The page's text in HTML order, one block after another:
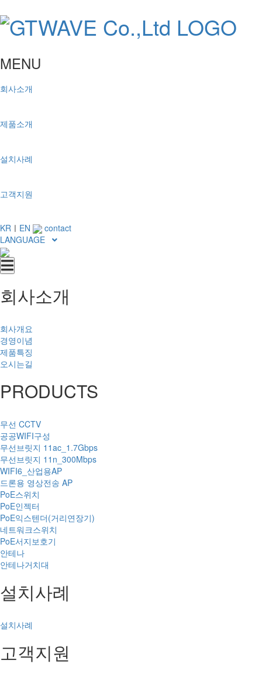
MENU
회사소개
제품소개
설치사례
고객지원
KR ㅣ EN
contact
LANGUAGE
회사소개
회사개요
경영이념
제품특징
오시는길
PRODUCTS
무선 CCTV
공공WIFI구성
무선브릿지 11ac_1.7Gbps
무선브릿지 11n_300Mbps
WIFI6_산업용AP
드론용 영상전송 AP
PoE스위치
PoE인젝터
PoE익스텐더(거리연장기)
네트워크스위치
PoE서지보호기
안테나
안테나거치대
설치사례
설치사례
고객지원